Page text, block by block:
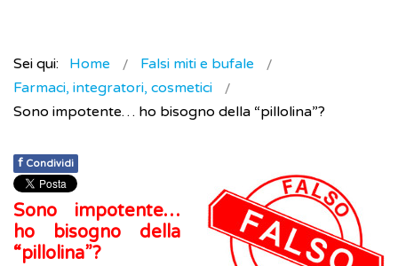
Sei qui: Home
Falsi miti e bufale
Farmaci, integratori, cosmetici
Sono impotente… ho bisogno della “pillolina”?
f Condividi
Sono impotente…
ho bisogno della
“pillolina”?